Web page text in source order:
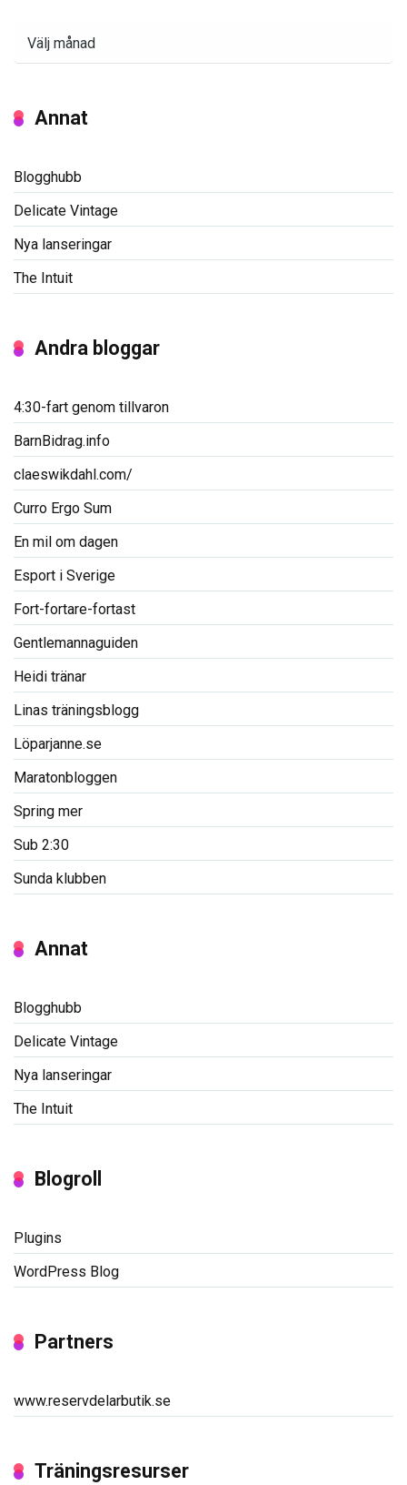
Annat
Blogghubb
Delicate Vintage
Nya lanseringar
The Intuit
Andra bloggar
4:30-fart genom tillvaron
BarnBidrag.info
claeswikdahl.com/
Curro Ergo Sum
En mil om dagen
Esport i Sverige
Fort-fortare-fortast
Gentlemannaguiden
Heidi tränar
Linas träningsblogg
Löparjanne.se
Maratonbloggen
Spring mer
Sub 2:30
Sunda klubben
Annat
Blogghubb
Delicate Vintage
Nya lanseringar
The Intuit
Blogroll
Plugins
WordPress Blog
Partners
www.reservdelarbutik.se
Träningsresurser